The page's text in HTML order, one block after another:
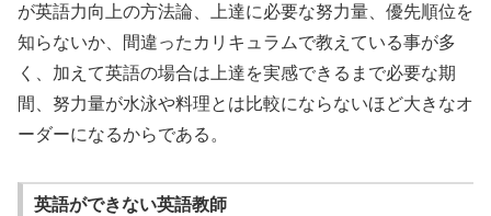
が英語力向上の方法論、上達に必要な努力量、優先順位を
知らないか、間違ったカリキュラムで教えている事が多
く、加えて英語の場合は上達を実感できるまで必要な期
間、努力量が水泳や料理とは比較にならないほど大きなオ
ーダーになるからである。
英語ができない英語教師